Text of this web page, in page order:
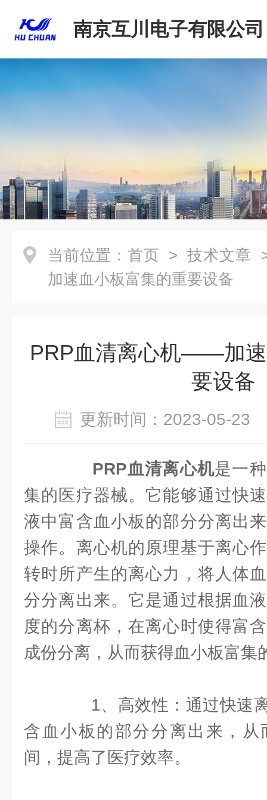
南京互川电子有限公司
当前位置： 首页 > 技术文章
加速血小板富集的重要设备
PRP血清离心机——加
要设备
更新时间：2023-05-
PRP血清离心机是一
集的医疗器械。它能够通过快
液中富含血小板的部分分离出
操作。离心机的原理基于离心
转时所产生的离心力，将人体
分分离出来。它是通过根据血
度的分离杯，在离心时使得富
成份分离，从而获得血小板富集
1、高效性：通过快速离
含血小板的部分分离出来，从
间，提高了医疗效率。